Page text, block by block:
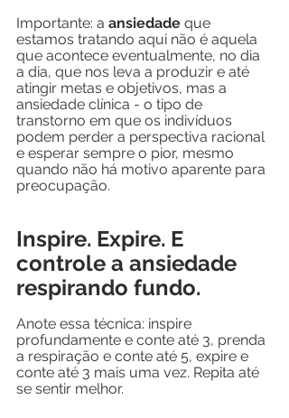
Importante: a ansiedade que
estamos tratando aqui não é aquela
que acontece eventualmente, no dia
a dia, que nos leva a produzir e até
atingir metas e objetivos, mas a
ansiedade clínica - o tipo de
transtorno em que os indivíduos
podem perder a perspectiva racional
e esperar sempre o pior, mesmo
quando não há motivo aparente para
preocupação.
Inspire. Expire. E
controle a ansiedade
respirando fundo.
Anote essa técnica: inspire
profundamente e conte até 3, prenda
a respiração e conte até 5, expire e
conte até 3 mais uma vez. Repita até
se sentir melhor.